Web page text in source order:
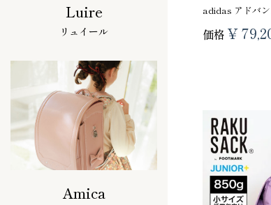
Luire
リュイール
Amica
adidas アドバ
価格 ¥